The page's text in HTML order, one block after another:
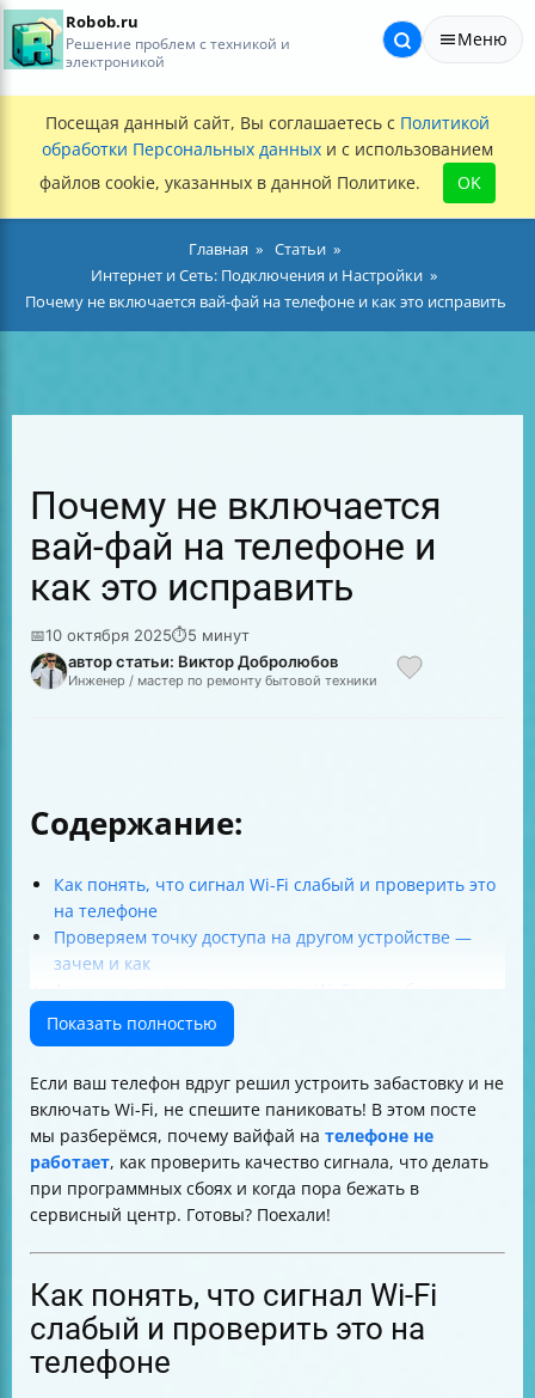
Robob.ru
Решение проблем с техникой и
электроникой
Меню
Посещая данный сайт, Вы соглашаетесь с Политикой
обработки Персональных данных и с использованием
файлов cookie, указанных в данной Политике.
OK
Главная
Статьи
Интернет и Сеть: Подключения и Настройки
Почему не включается вай-фай на телефоне и как это исправить
Почему не включается
вай-фай на телефоне и
как это исправить
📅10 октября 2025⏱5 минут
автор статьи: Виктор Добролюбов
Инженер / мастер по ремонту бытовой техники
Содержание:
Как понять, что сигнал Wi-Fi слабый и проверить это
на телефоне
Проверяем точку доступа на другом устройстве —
зачем и как
смартфоне
Что делать при программных сбоях Wi-Fi на телефоне
Что делать, если после перезагрузки Wi-Fi всё равно
не подключается
Когда пора к мастеру: признаки серьёзных проблем с
Wi-Fi
Как выбрать надёжный сервисный центр для
ремонта Wi-Fi
Что подготовить перед сдачей телефона в ремонт
Как минимизировать риски потери данных перед
ремонтом
Вопросы, которые стоит задать мастеру перед
ремонтом
Почему самостоятельный ремонт Wi-Fi опасен
Показать полностью
Если ваш телефон вдруг решил устроить забастовку и не
включать Wi-Fi, не спешите паниковать! В этом посте
мы разберёмся, почему вайфай на телефоне не
работает, как проверить качество сигнала, что делать
при программных сбоях и когда пора бежать в
сервисный центр. Готовы? Поехали!
Как понять, что сигнал Wi-Fi
слабый и проверить это на
телефоне